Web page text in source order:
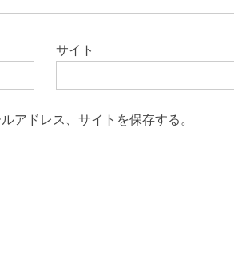
サイト
アドレス、サイトを保存する。